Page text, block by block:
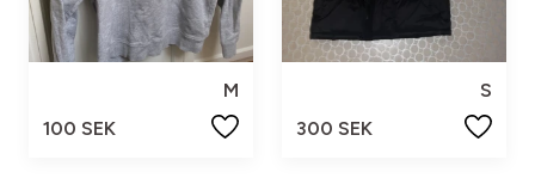
M
100 SEK
S
300 SEK